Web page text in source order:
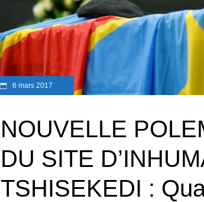
6 mars 2017
NOUVELLE
DU SITE
TSHISEKEDI :